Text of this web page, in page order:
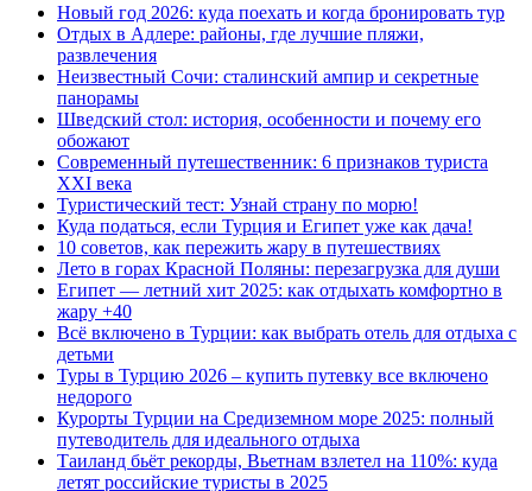
Новый год 2026: куда поехать и когда бронировать тур
Отдых в Адлере: районы, где лучшие пляжи,
развлечения
Неизвестный Сочи: сталинский ампир и секретные
панорамы
Шведский стол: история, особенности и почему его
обожают
Современный путешественник: 6 признаков туриста
XXI века
Туристический тест: Узнай страну по морю!
Куда податься, если Турция и Египет уже как дача!
10 советов, как пережить жару в путешествиях
Лето в горах Красной Поляны: перезагрузка для души
Египет — летний хит 2025: как отдыхать комфортно в
жару +40
Всё включено в Турции: как выбрать отель для отдыха с
детьми
Туры в Турцию 2026 – купить путевку все включено
недорого
Курорты Турции на Средиземном море 2025: полный
путеводитель для идеального отдыха
Таиланд бьёт рекорды, Вьетнам взлетел на 110%: куда
летят российские туристы в 2025